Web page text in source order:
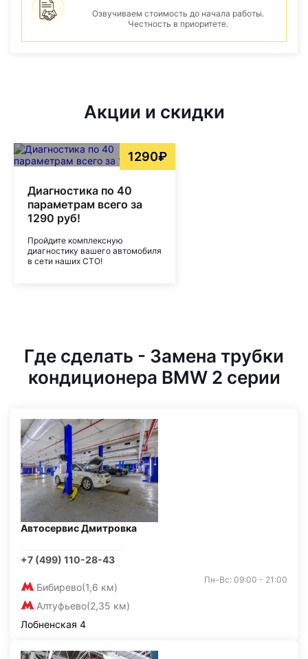
Озвучиваем стоимость до начала работы.
Честность в приоритете.
Акции и скидки
1290₽
Диагностика по 40
параметрам всего за
1290 руб!
Пройдите комплексную
диагностику вашего автомобиля
в сети наших СТО!
Где сделать - Замена трубки
кондиционера BMW 2 серии
Автосервис Дмитровка
+7 (499) 110-28-43
Бибирево(1,6 км)
Алтуфьево(2,35 км)
Пн-Вс: 09:00 - 21:00
Лобненская 4